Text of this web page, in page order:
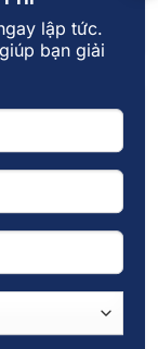
lập tức.
bạn giải